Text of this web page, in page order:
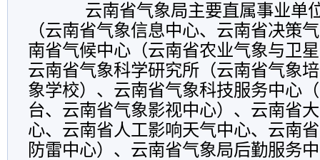
云南省气象局主要直属事业单
（云南省气象信息中心、云南省决策
南省气候中心（云南省农业气象与卫
云南省气象科学研究所（云南省气象
象学校）、云南省气象科技服务中心
台、云南省气象影视中心）、云南省
心、云南省人工影响天气中心、云南
防雷中心）、云南省气象局后勤服务